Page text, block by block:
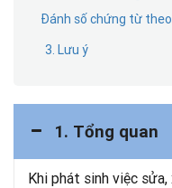
Đánh số chứng từ
3. Lưu ý
1. Tổng quan
Khi phát sinh việc